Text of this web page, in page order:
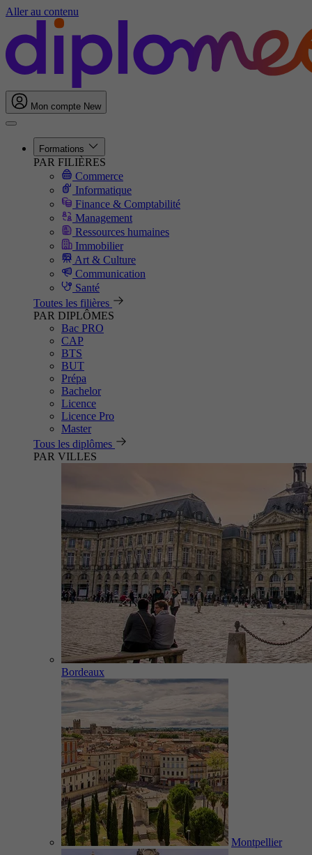
Aller au contenu
Mon compte New
Formations
PAR FILIÈRES
Commerce
Informatique
Finance & Comptabilité
Management
Ressources humaines
Immobilier
Art & Culture
Communication
Santé
Toutes les filières
PAR DIPLÔMES
Bac PRO
CAP
BTS
BUT
Prépa
Bachelor
Licence
Licence Pro
Master
Tous les diplômes
PAR VILLES
Bordeaux
Montpellier